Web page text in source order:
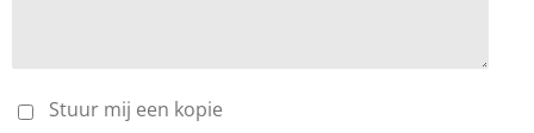
Stuur mij een kopie